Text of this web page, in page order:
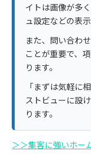
イトは画像が多
ュ設定などの表
また、問い合わ
ことが重要で、
ります。
「まずは気軽に
ストビューに設
ります。
＞＞集客に強いホー